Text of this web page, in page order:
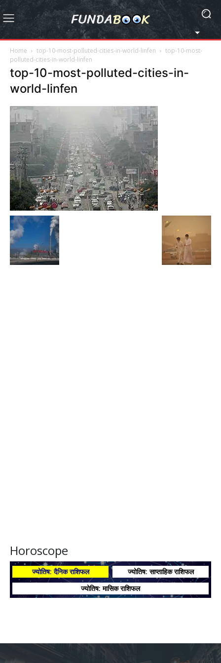
Home top-10-most-polluted-cities-in-world-linfen
top-10-most-
polluted-cities-in-world-linfen
top-10-most-polluted-cities-in-
world-linfen
Horoscope
ज्योतिष: दैनिक राशिफल
ज्योतिष: साप्ताहिक राशिफल
ज्योतिष: मासिक राशिफल